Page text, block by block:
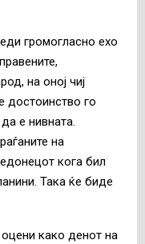
громогласно ехо
на оној чиј
достоинство го
е нивната.
на
кога бил
Така ќе биде
како денот на